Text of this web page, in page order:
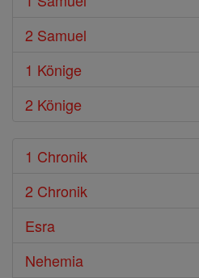
2 Samuel
1 Könige
2 Könige
1 Chronik
2 Chronik
Esra
Nehemia